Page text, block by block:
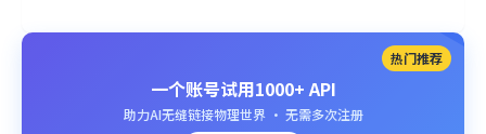
热门推荐
一个账号试用1000+ API
助力AI无缝链接物理世界 · 无需多次注册